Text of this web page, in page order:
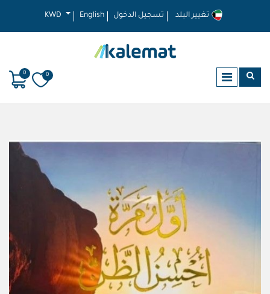
KWD English تسجيل الدخول
0
0